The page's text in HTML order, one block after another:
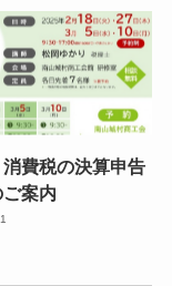
消費税の決算申告
案内